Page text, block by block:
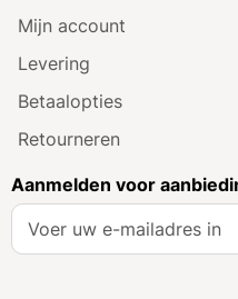
Mijn account
Levering
Betaalopties
Retourneren
Aanmelden voor
A